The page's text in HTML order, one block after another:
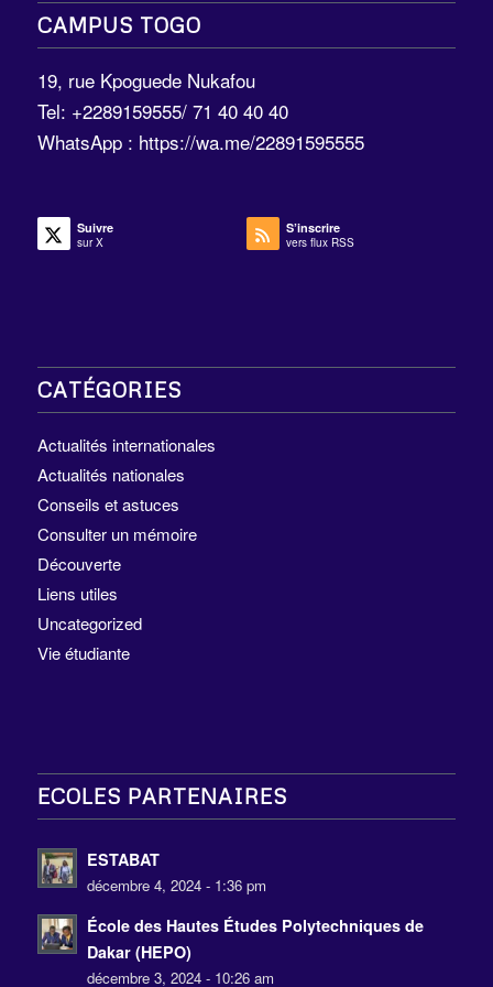
CAMPUS TOGO
19, rue Kpoguede Nukafou
Tel: +2289159555/ 71 40 40 40
WhatsApp : https://wa.me/22891595555
Suivre
sur X
S’inscrire
vers flux RSS
CATÉGORIES
Actualités internationales
Actualités nationales
Conseils et astuces
Consulter un mémoire
Découverte
Liens utiles
Uncategorized
Vie étudiante
ECOLES PARTENAIRES
ESTABAT
décembre 4, 2024 - 1:36 pm
École des Hautes Études Polytechniques de
Dakar (HEPO)
décembre 3, 2024 - 10:26 am